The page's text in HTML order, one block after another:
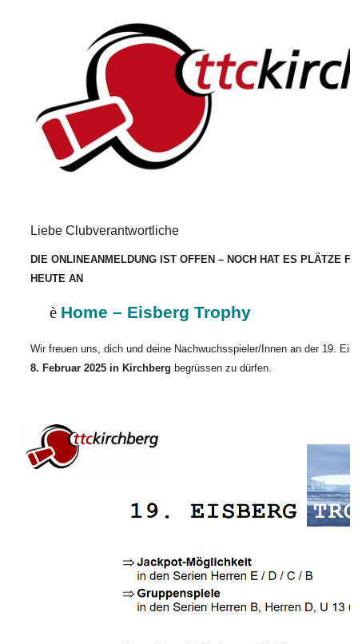
Liebe Clubverantwortliche
DIE ONLINEANMELDUNG IST OFFEN – NOCH HAT ES PLÄTZE
HEUTE AN
è Home – Eisberg Trophy
Wir freuen uns, dich und deine Nachwuchsspieler/Innen an der 19.
8. Februar 2025 in Kirchberg begrüssen zu dürfen.